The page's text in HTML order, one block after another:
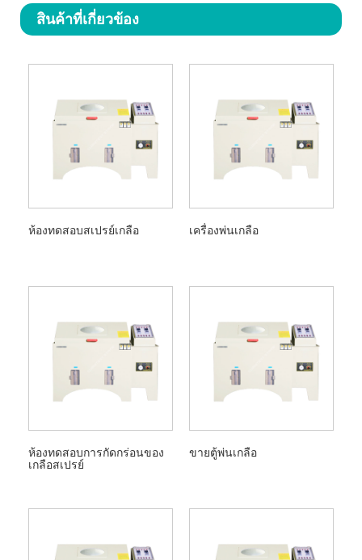
สินค้าที่เกี่ยวข้อง
ห้องทดสอบสเปรย์เกลือ เครื่องพ่นเกลือ
ห้องทดสอบการกัดกร่อนของ
เกลือสเปรย์
ขายตู้พ่นเกลือ